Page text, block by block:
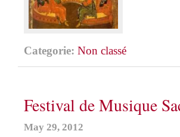
Categorie: Non classé
Festival de Musique
May 29, 2012